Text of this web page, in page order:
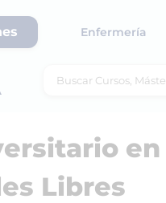
Enfermería
Libres